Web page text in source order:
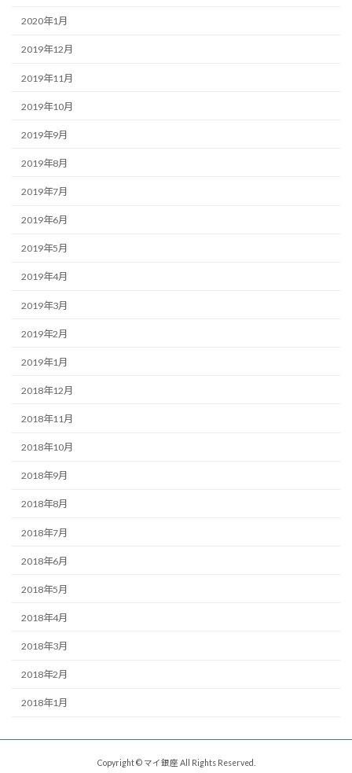
2020年1月
2019年12月
2019年11月
2019年10月
2019年9月
2019年8月
2019年7月
2019年6月
2019年5月
2019年4月
2019年3月
2019年2月
2019年1月
2018年12月
2018年11月
2018年10月
2018年9月
2018年8月
2018年7月
2018年6月
2018年5月
2018年4月
2018年3月
2018年2月
2018年1月
Copyright © マイ銀座 All Rights Reserved.